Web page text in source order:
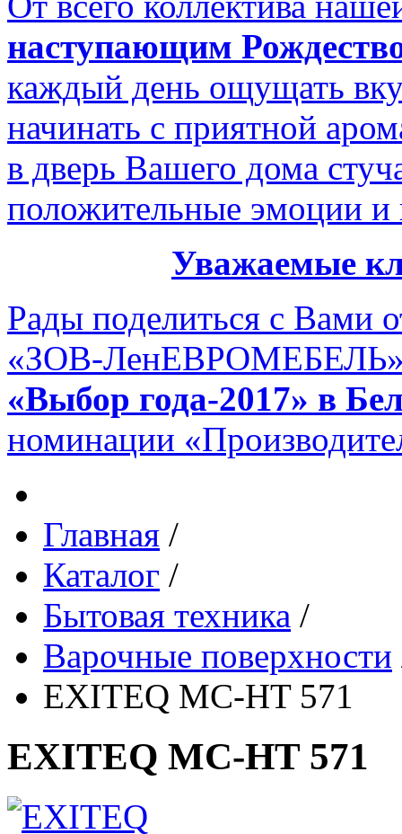
наступающим
каждый день ощущать
начинать с приятной
в дверь Вашего дома
положительные эмоции и
Уважаемые
Рады поделиться с
«ЗОВ-ЛенЕВРОМЕБЕЛЬ»
«Выбор года-2017» в
номинации
Главная /
Каталог /
Бытовая техника /
Варочные поверхности
EXITEQ MC-HT 571
EXITEQ MC-HT 571